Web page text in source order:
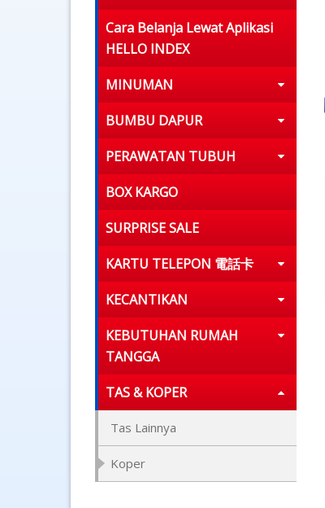
Cara Belanja Lewat Aplikasi
HELLO INDEX
MINUMAN
BUMBU DAPUR
PERAWATAN TUBUH
BOX KARGO
SURPRISE SALE
KARTU TELEPON 電話卡
KECANTIKAN
KEBUTUHAN RUMAH
TANGGA
TAS & KOPER
Tas Lainnya
Koper